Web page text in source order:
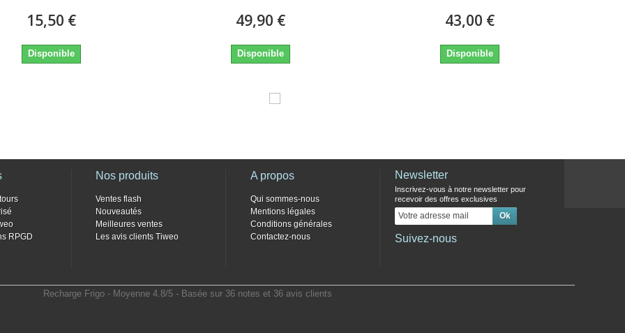
15,50 €
Disponible
49,90 €
Disponible
43,00 €
Disponible
RPGD
Nos produits
Ventes flash
Nouveautés
Meilleures ventes
Les avis clients Tiweo
A propos
Qui sommes-nous
Mentions légales
Conditions générales
Contactez-nous
Newsletter
Inscrivez-vous à notre newsletter pour
recevoir des offres exclusives
Suivez-nous
Recharge Frigo - Moyenne 4.8/5 - Basée sur 36 notes et 36 avis clients